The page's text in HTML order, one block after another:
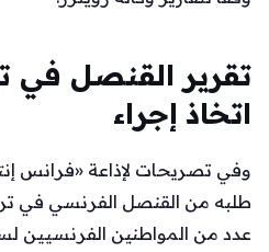
تقرير القنصل في
اتخاذ إجراء
وفي تصريحات لإذاعة «فرانس
طلبه من القنصل الفرنسي في
عدد من المواطنين الفرنسيين